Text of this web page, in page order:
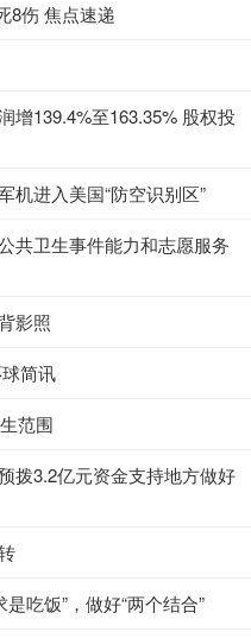
8伤 焦点速递
增139.4%至163.35% 股权投
机进入美国“防空识别区”
共卫生事件能力和志愿服务
影照
简讯
范围
拨3.2亿元资金支持地方做好
吃饭”，做好“两个结合”